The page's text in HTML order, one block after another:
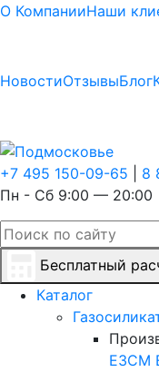
О КомпанииНаши
НовостиОтзывыБлог
+7 495 150-09-65
8
Пн - Сб 9:00 — 20:00
Бесплатный
Каталог
ЕЗСМ